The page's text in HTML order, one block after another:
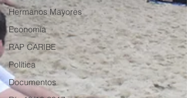
Hermanos Mayores
Economía
RAP CARIBE
Política
Documentos